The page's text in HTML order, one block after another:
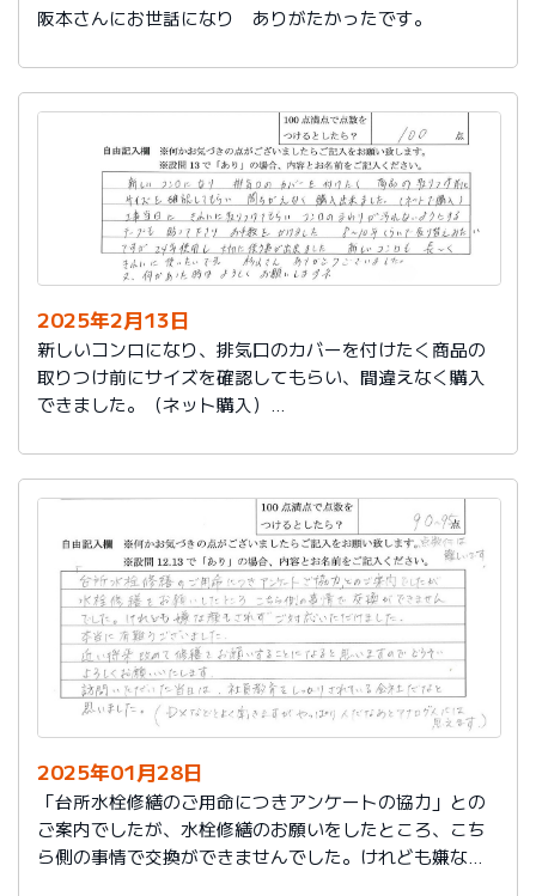
阪本さんにお世話になり ありがたかったです。
2025年2月13日
新しいコンロになり、排気口のカバーを付けたく商品の
取りつけ前にサイズを確認してもらい、間違えなく購入
できました。（ネット購入）
汚れないようにするテープも貼って下さりお手数をかけ
ました。
８～10年くらいで取り替えみたいですが、24年使用し大
切に使う事が出来ました。新しいコンロも長～くきれい
に使いたいです。杉山さん、ありがとうございました。
又、何かあった時はよろしくお願いしますネ
2025年01月28日
「台所水栓修繕のご用命につきアンケートの協力」との
ご案内でしたが、水栓修繕のお願いをしたところ、こち
ら側の事情で交換ができませんでした。けれども嫌な顔